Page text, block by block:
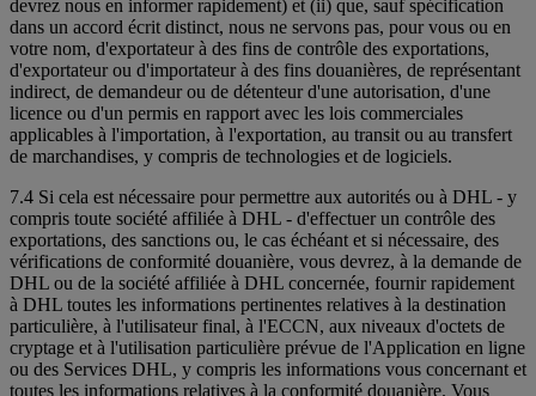
devrez nous en informer rapidement) et (ii) que, sauf spécification
dans un accord écrit distinct, nous ne servons pas, pour vous ou en
votre nom, d'exportateur à des fins de contrôle des exportations,
d'exportateur ou d'importateur à des fins douanières, de représentant
indirect, de demandeur ou de détenteur d'une autorisation, d'une
licence ou d'un permis en rapport avec les lois commerciales
applicables à l'importation, à l'exportation, au transit ou au transfert
de marchandises, y compris de technologies et de logiciels.
7.4 Si cela est nécessaire pour permettre aux autorités ou à DHL - y
compris toute société affiliée à DHL - d'effectuer un contrôle des
exportations, des sanctions ou, le cas échéant et si nécessaire, des
vérifications de conformité douanière, vous devrez, à la demande de
DHL ou de la société affiliée à DHL concernée, fournir rapidement
à DHL toutes les informations pertinentes relatives à la destination
particulière, à l'utilisateur final, à l'ECCN, aux niveaux d'octets de
cryptage et à l'utilisation particulière prévue de l'Application en ligne
ou des Services DHL, y compris les informations vous concernant et
toutes les informations relatives à la conformité douanière. Vous